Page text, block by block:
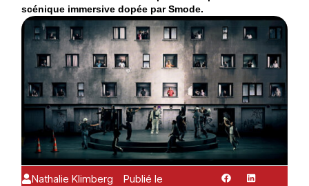
scénique immersive dopée par Smode.
Nathalie Klimberg
Publié le